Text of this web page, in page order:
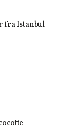
fra Istanbul